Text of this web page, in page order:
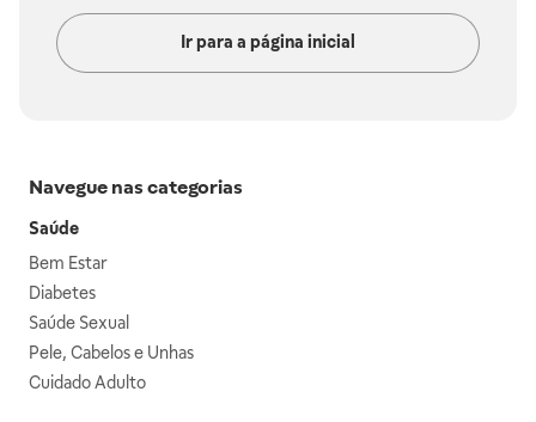
Ir para a página inicial
Navegue nas categorias
Saúde
Bem Estar
Diabetes
Saúde Sexual
Pele, Cabelos e Unhas
Cuidado Adulto